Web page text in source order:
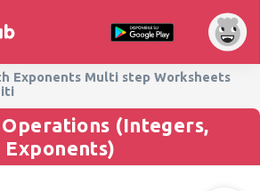
Exponents Multi step Worksheets
(Integers,
Exponents)